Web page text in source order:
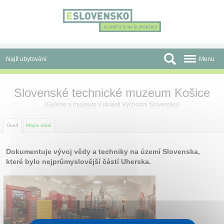
Najít ubytování
Slevy a Last Minute
Autobusové zájezdy
Před cestou
Atrakce
O nás
Menu
Slovenské technické muzeum Košice
(Galerie a muzeum v oblasti Východní Slovensko)
Úvod Mapa okolí
Dokumentuje vývoj vědy a techniky na území Slovenska,
které bylo nejprůmyslovější částí Uherska.